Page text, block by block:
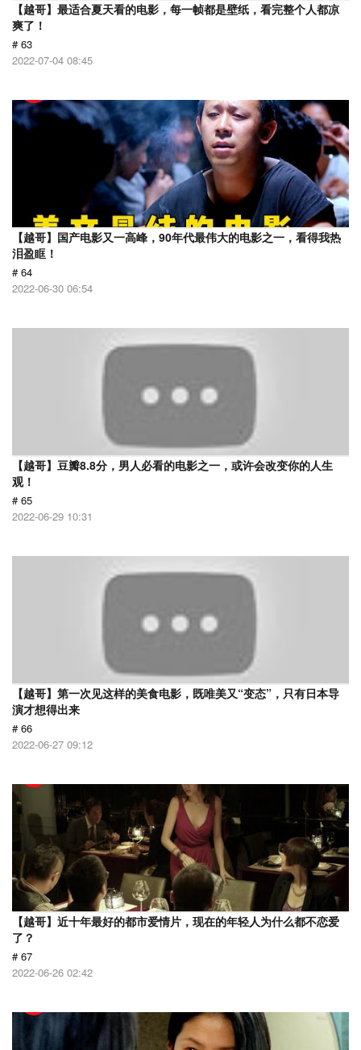
【越哥】最适合夏天看的电影，每一帧都是壁纸，看完整个人都凉
爽了！
# 63
2022-07-04 08:45
【越哥】国产电影又一高峰，90年代最伟大的电影之一，看得我热
泪盈眶！
# 64
2022-06-30 06:54
【越哥】豆瓣8.8分，男人必看的电影之一，或许会改变你的人生
观！
# 65
2022-06-29 10:31
【越哥】第一次见这样的美食电影，既唯美又“变态”，只有日本导
演才想得出来
# 66
2022-06-27 09:12
【越哥】近十年最好的都市爱情片，现在的年轻人为什么都不恋爱
了？
# 67
2022-06-26 02:42